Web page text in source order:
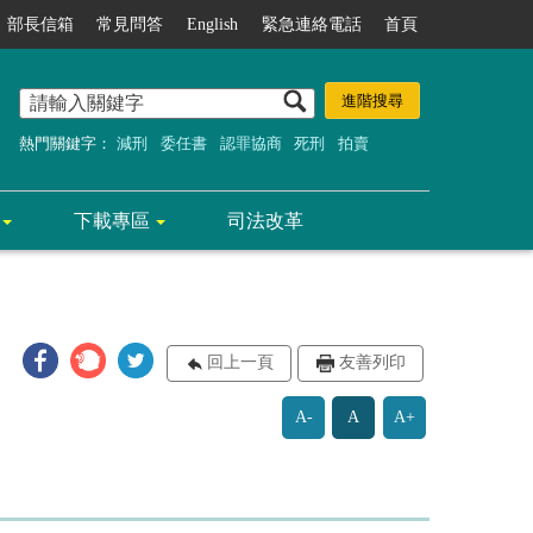
部長信箱 常見問答 English 緊急連絡電話 首頁
熱門關鍵字： 減刑 委任書 認罪協商 死刑 拍賣
下載專區 司法改革
回上一頁 友善列印
A- A A+